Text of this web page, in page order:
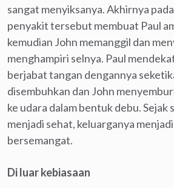
sangat menyiksanya. Akhirnya
penyakit tersebut membuat Paul
kemudian John memanggil dan
menghampiri selnya. Paul
berjabat tangan dengannya
disembuhkan dan John
ke udara dalam bentuk debu.
menjadi sehat, keluarganya
bersemangat.
Di luar kebiasaan